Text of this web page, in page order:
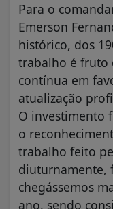
Para o
Emerson
histórico, dos
trabalho é fruto
contínua em
atualização
O investimento
o
trabalho feito
diuturnamente,
chegássemos
ano, sendo